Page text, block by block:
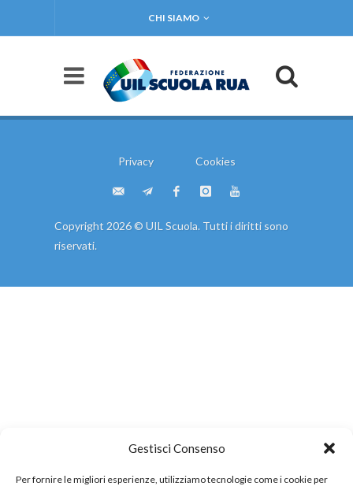
Gestisci Consenso
Per fornire le migliori esperienze, utilizziamo tecnologie come i cookie per
CHI SIAMO
Privacy Cookies
Copyright 2026 © UIL Scuola. Tutti i diritti sono
riservati.